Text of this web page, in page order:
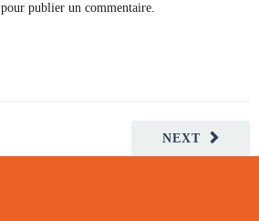
pour publier un commentaire.
NEXT